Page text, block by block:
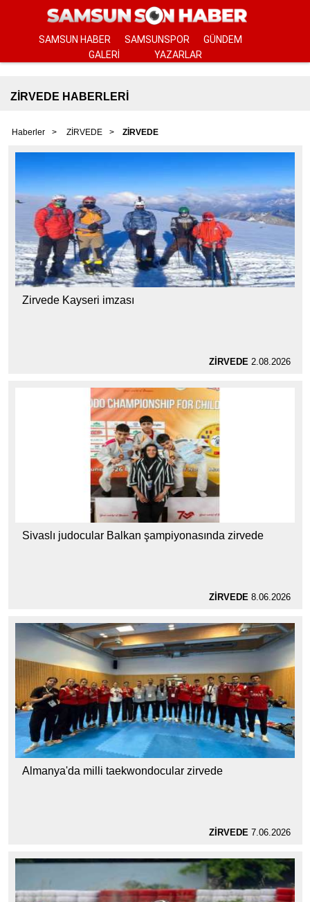
SAMSUN HABER SAMSUNSPOR
GÜNDEM
GALERİ
YAZARLAR
ZİRVEDE HABERLERİ
Haberler ZİRVEDE ZİRVEDE
Zirvede Kayseri imzası
ZİRVEDE2.08.2026
Sivaslı judocular Balkan şampiyonasında zirvede
ZİRVEDE8.06.2026
Almanya'da milli taekwondocular zirvede
ZİRVEDE7.06.2026